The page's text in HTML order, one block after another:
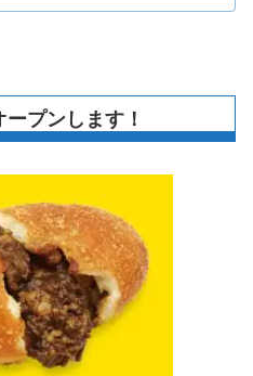
ープンします！